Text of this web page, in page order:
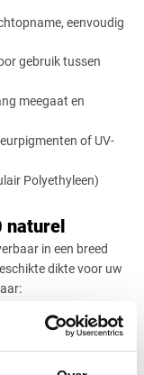
eenvoudig
gebruik tussen
meegaat en
of UV-
Polyethyleen)
naturel
in een breed
dikte voor uw
60 mm, 70 mm, 80
uit diverse vormen.